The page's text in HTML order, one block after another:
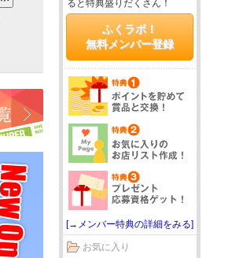
ると特典盛りだくさん！
ふくラボ！
無料メンバー登録
[→メンバー特典の詳細をみる]
お気に入り